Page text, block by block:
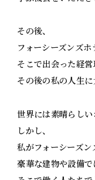
その後、
フォーシーズンズホ
そこで出会った経営
その後の私の人生に
世界には素晴らしい
しかし、
私がフォーシーズン
豪華な建物や設備で